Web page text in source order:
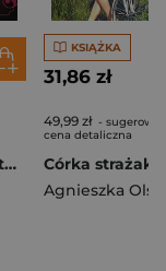
Zbrodnie namiętności
KSIĄŻKA
31,86 zł
49,99 zł -
cena detaliczna
Córka strażaka